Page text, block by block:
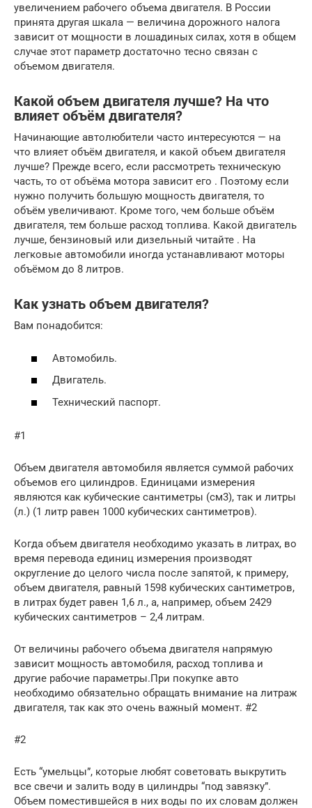
увеличением рабочего объема двигателя. В России
принята другая шкала — величина дорожного налога
зависит от мощности в лошадиных силах, хотя в общем
случае этот параметр достаточно тесно связан с
объемом двигателя.
Какой объем двигателя лучше? На что
влияет объём двигателя?
Начинающие автолюбители часто интересуются — на
что влияет объём двигателя, и какой объем двигателя
лучше? Прежде всего, если рассмотреть техническую
часть, то от объёма мотора зависит его . Поэтому если
нужно получить большую мощность двигателя, то
объём увеличивают. Кроме того, чем больше объём
двигателя, тем больше расход топлива. Какой двигатель
лучше, бензиновый или дизельный читайте . На
легковые автомобили иногда устанавливают моторы
объёмом до 8 литров.
Как узнать объем двигателя?
Вам понадобится:
Автомобиль.
Двигатель.
Технический паспорт.
#1
Объем двигателя автомобиля является суммой рабочих
объемов его цилиндров. Единицами измерения
являются как кубические сантиметры (см3), так и литры
(л.) (1 литр равен 1000 кубических сантиметров).
Когда объем двигателя необходимо указать в литрах, во
время перевода единиц измерения производят
округление до целого числа после запятой, к примеру,
объем двигателя, равный 1598 кубических сантиметров,
в литрах будет равен 1,6 л., а, например, объем 2429
кубических сантиметров – 2,4 литрам.
От величины рабочего объема двигателя напрямую
зависит мощность автомобиля, расход топлива и
другие рабочие параметры.При покупке авто
необходимо обязательно обращать внимание на литраж
двигателя, так как это очень важный момент. #2
#2
Есть “умельцы”, которые любят советовать выкрутить
все свечи и залить воду в цилиндры “под завязку”.
Объем поместившейся в них воды по их словам должен